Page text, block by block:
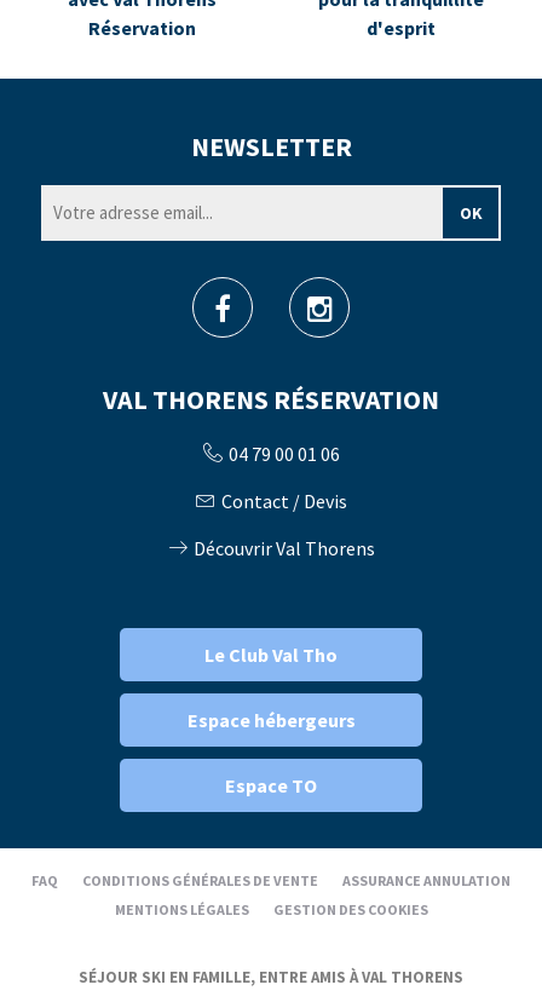
Réservation
d'esprit
VAL THORENS RÉSERVATION
04 79 00 01 06
Contact / Devis
Découvrir Val Thorens
NEWSLETTER
Le Club Val Tho
Espace hébergeurs
Espace TO
FAQ CONDITIONS GÉNÉRALES DE VENTE
ASSURANCE ANNULATION
MENTIONS LÉGALES
GESTION DES COOKIES
SÉJOUR SKI EN FAMILLE, ENTRE AMIS À VAL THORENS